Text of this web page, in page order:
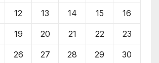
12 13 14 15 16
19 20 21 22 23
26 27 28 29 30